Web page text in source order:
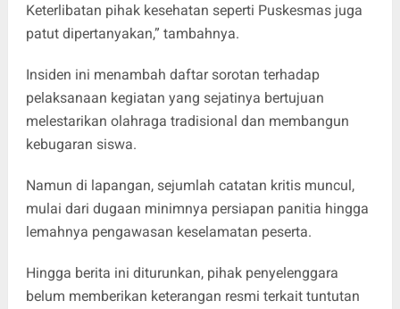
Keterlibatan pihak kesehatan seperti Puskesmas juga
patut dipertanyakan,” tambahnya.
Insiden ini menambah daftar sorotan terhadap
pelaksanaan kegiatan yang sejatinya bertujuan
melestarikan olahraga tradisional dan membangun
kebugaran siswa.
Namun di lapangan, sejumlah catatan kritis muncul,
mulai dari dugaan minimnya persiapan panitia hingga
lemahnya pengawasan keselamatan peserta.
Hingga berita ini diturunkan, pihak penyelenggara
belum memberikan keterangan resmi terkait tuntutan